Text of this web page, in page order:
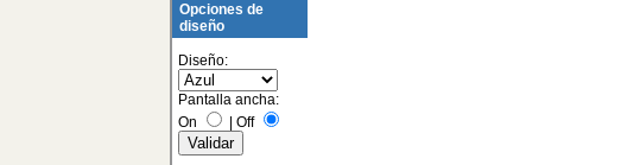
Opciones de
diseño
Diseño:
Pantalla ancha:
On
Off